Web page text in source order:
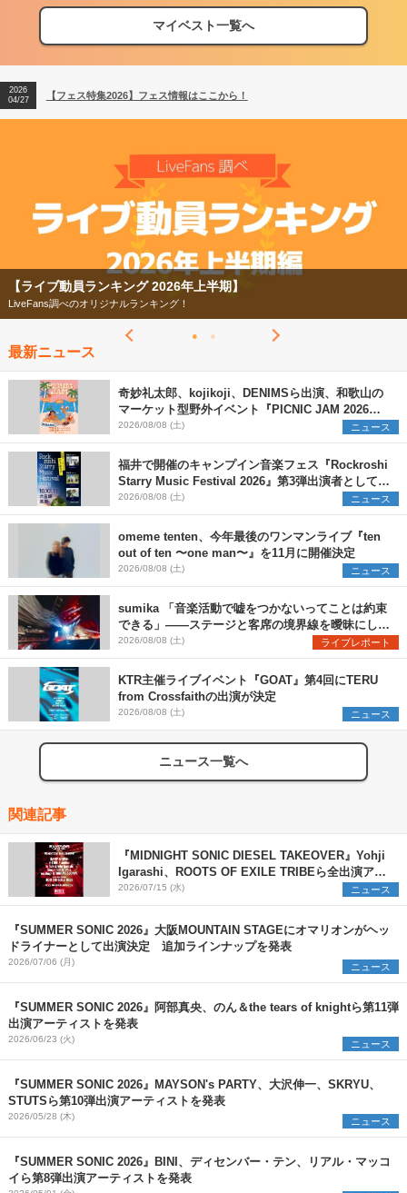
マイベスト一覧へ
【フェス特集2026】フェス情報はここから！
【ライブ動員ランキング】2026年上半期編発表！
2026
04/27
【フェス特集2026】フェス情報はここから！
2026
【フェス特集2026】
今年もフェスの季節がやってきた！
最新ニュース
奇妙礼太郎、kojikoji、DENIMSら出演、和歌山の
マーケット型野外イベント『PICNIC JAM 2026』
早割チケット発売開始
2026/08/08 (土) ニュース
福井で開催のキャンプイン音楽フェス『Rockroshi
Starry Music Festival 2026』第3弾出演者として
SCOOBIE DO、かりゆし58、Reiを発表
2026/08/08 (土) ニュース
omeme tenten、今年最後のワンマンライブ『ten
out of ten 〜one man〜』を11月に開催決定
2026/08/08 (土) ニュース
sumika 「音楽活動で嘘をつかないってことは約束
できる」――ステージと客席の境界線を曖昧にし
た、ツアーファイナル武道館公演レポート
2026/08/08 (土) ライブレポート
KTR主催ライブイベント『GOAT』第4回にTERU
from Crossfaithの出演が決定
2026/08/08 (土) ニュース
ニュース一覧へ
関連記事
『MIDNIGHT SONIC DIESEL TAKEOVER』Yohji
Igarashi、ROOTS OF EXILE TRIBEら全出演アー
ティストを発表
2026/07/15 (水) ニュース
『SUMMER SONIC 2026』大阪MOUNTAIN STAGEにオマリオンがヘッ
ドライナーとして出演決定 追加ラインナップを発表
2026/07/06 (月) ニュース
『SUMMER SONIC 2026』阿部真央、のん＆the tears of knightら第11弾
出演アーティストを発表
2026/06/23 (火) ニュース
『SUMMER SONIC 2026』MAYSON's PARTY、大沢伸一、SKRYU、
STUTSら第10弾出演アーティストを発表
2026/05/28 (木) ニュース
『SUMMER SONIC 2026』BINI、ディセンバー・テン、リアル・マッコ
イら第8弾出演アーティストを発表